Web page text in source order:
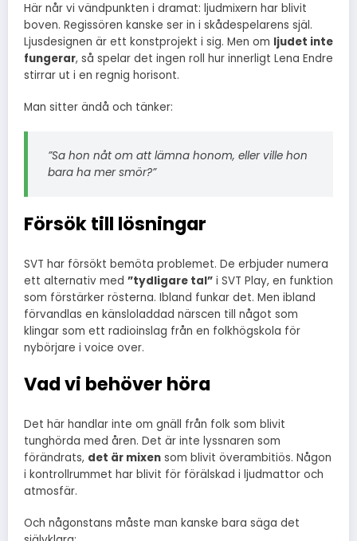
Här når vi vändpunkten i dramat: ljudmixern har blivit
boven. Regissören kanske ser in i skådespelarens själ.
Ljusdesignen är ett konstprojekt i sig. Men om ljudet inte
fungerar, så spelar det ingen roll hur innerligt Lena Endre
stirrar ut i en regnig horisont.
Man sitter ändå och tänker:
”Sa hon nåt om att lämna honom, eller ville hon
bara ha mer smör?”
Försök till lösningar
SVT har försökt bemöta problemet. De erbjuder numera
ett alternativ med ”tydligare tal” i SVT Play, en funktion
som förstärker rösterna. Ibland funkar det. Men ibland
förvandlas en känsloladdad närscen till något som
klingar som ett radioinslag från en folkhögskola för
nybörjare i voice over.
Vad vi behöver höra
Det här handlar inte om gnäll från folk som blivit
tunghörda med åren. Det är inte lyssnaren som
förändrats, det är mixen som blivit överambitiös. Någon
i kontrollrummet har blivit för förälskad i ljudmattor och
atmosfär.
Och någonstans måste man kanske bara säga det